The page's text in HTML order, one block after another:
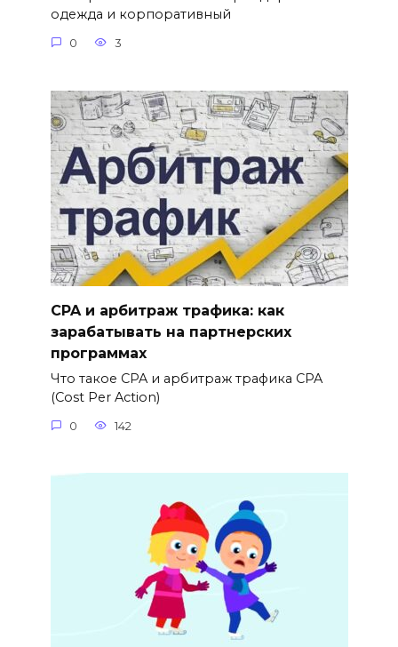
одежда и корпоративный
0 3
CPA и арбитраж трафика: как
зарабатывать на партнерских
программах
Что такое CPA и арбитраж трафика CPA
(Cost Per Action)
0 142